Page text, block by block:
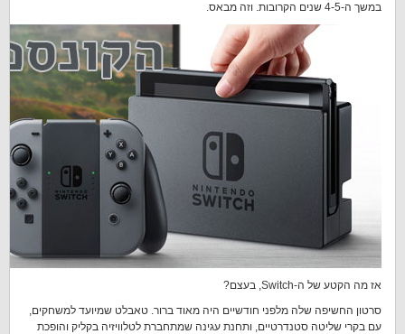
במשך ה-4-5 שנים הקרובות. וזה מבאס.
אז מה הקטע של ה-Switch, בעצם?
סרטון החשיפה שלה מלפני חודשיים היה מאוד ברור. טאבלט שמיועד למשחקים,
עם בקרי שליטה סטנדרטיים, ותחנת עגינה שמתחברת לטלוויזיה בקליק והופכת